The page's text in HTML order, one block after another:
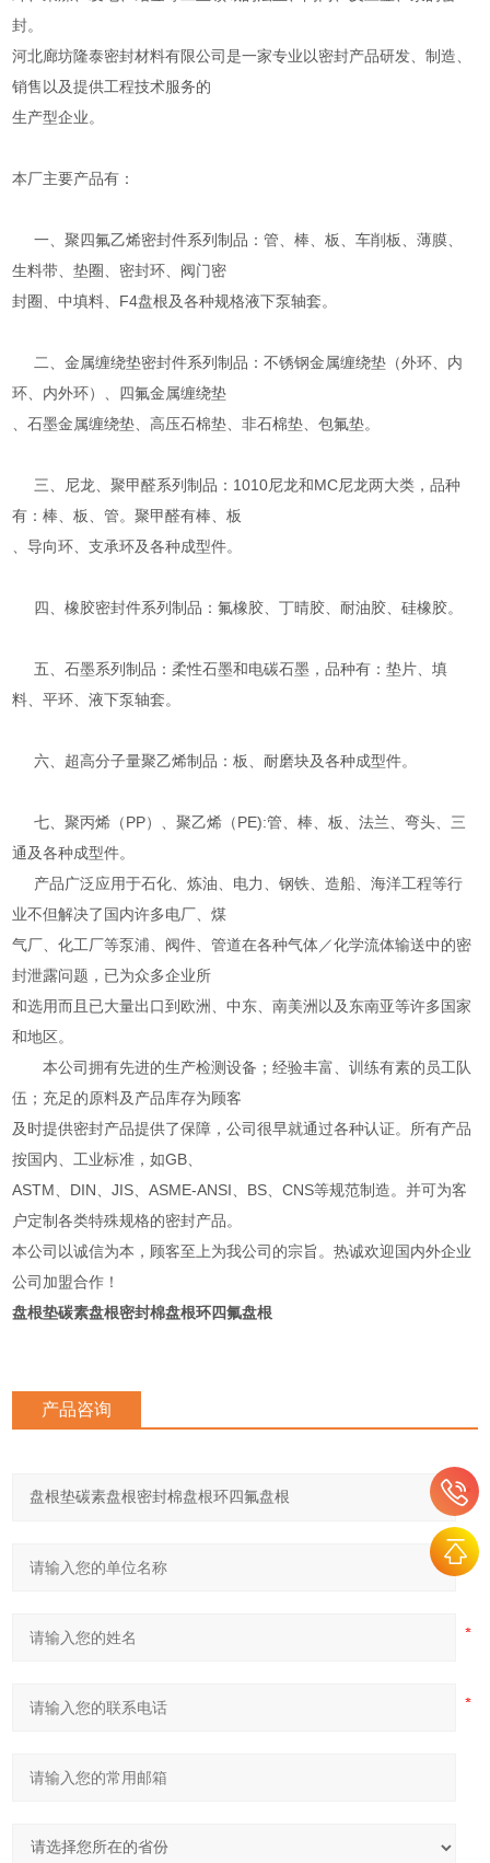
封。
河北廊坊隆泰密封材料有限公司是一家专业以密封产品研发、制造、
销售以及提供工程技术服务的
生产型企业。
本厂主要产品有：
一、聚四氟乙烯密封件系列制品：管、棒、板、车削板、薄膜、
生料带、垫圈、密封环、阀门密
封圈、中填料、F4盘根及各种规格液下泵轴套。
二、金属缠绕垫密封件系列制品：不锈钢金属缠绕垫（外环、内
环、内外环）、四氟金属缠绕垫
、石墨金属缠绕垫、高压石棉垫、非石棉垫、包氟垫。
三、尼龙、聚甲醛系列制品：1010尼龙和MC尼龙两大类，品种
有：棒、板、管。聚甲醛有棒、板
、导向环、支承环及各种成型件。
四、橡胶密封件系列制品：氟橡胶、丁晴胶、耐油胶、硅橡胶。
五、石墨系列制品：柔性石墨和电碳石墨，品种有：垫片、填
料、平环、液下泵轴套。
六、超高分子量聚乙烯制品：板、耐磨块及各种成型件。
七、聚丙烯（PP）、聚乙烯（PE):管、棒、板、法兰、弯头、三
通及各种成型件。
产品广泛应用于石化、炼油、电力、钢铁、造船、海洋工程等行
业不但解决了国内许多电厂、煤
气厂、化工厂等泵浦、阀件、管道在各种气体／化学流体输送中的密
封泄露问题，已为众多企业所
和选用而且已大量出口到欧洲、中东、南美洲以及东南亚等许多国家
和地区。
本公司拥有先进的生产检测设备；经验丰富、训练有素的员工队
伍；充足的原料及产品库存为顾客
及时提供密封产品提供了保障，公司很早就通过各种认证。所有产品
按国内、工业标准，如GB、
ASTM、DIN、JIS、ASME-ANSI、BS、CNS等规范制造。并可为客
户定制各类特殊规格的密封产品。
本公司以诚信为本，顾客至上为我公司的宗旨。热诚欢迎国内外企业
公司加盟合作！
盘根垫碳素盘根密封棉盘根环四氟盘根
产品咨询